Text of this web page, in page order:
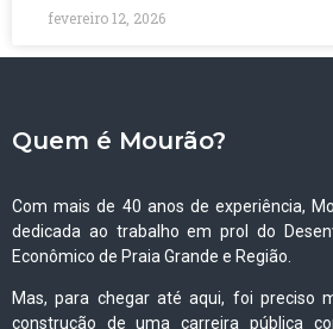
fevereiro 12, 2026
Quem é Mourão?
Com mais de 40 anos de experiência,
dedicada ao trabalho em prol do
Econômico de Praia Grande e Região.
Mas, para chegar até aqui, foi preciso
construção de uma carreira pública